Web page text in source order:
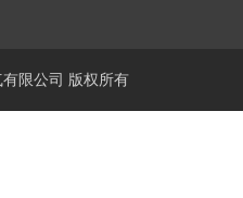
限公司 版权所有